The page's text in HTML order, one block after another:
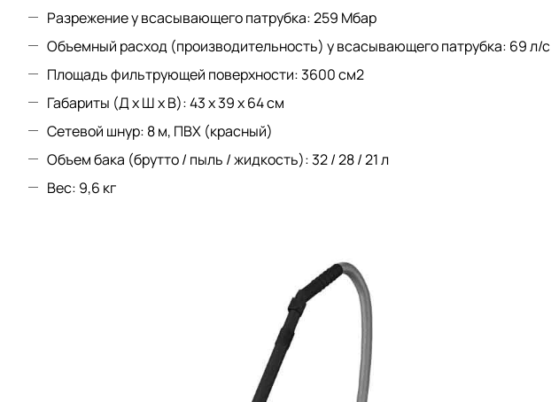
Разрежение у всасывающего патрубка: 259 Мбар
Объемный расход (производительность) у всасывающего патрубка: 69 л/с
Площадь фильтрующей поверхности: 3600 см2
Габариты (Д х Ш х В): 43 х 39 х 64 см
Сетевой шнур: 8 м, ПВХ (красный)
Объем бака (брутто / пыль / жидкость): 32 / 28 / 21 л
Вес: 9,6 кг